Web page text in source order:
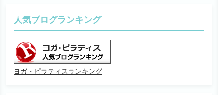
人気ブログランキング
ヨガ・ピラティスランキング